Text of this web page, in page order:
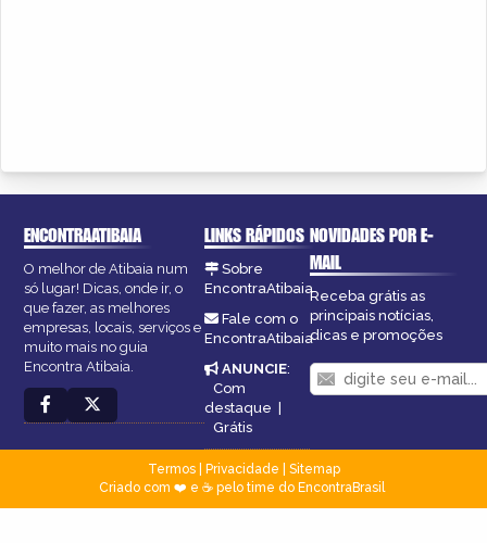
ENCONTRAATIBAIA
O melhor de Atibaia num
só lugar! Dicas, onde ir, o
que fazer, as melhores
empresas, locais, serviços e
muito mais no guia
Encontra Atibaia.
LINKS RÁPIDOS
Sobre
EncontraAtibaia
Fale com o
EncontraAtibaia
ANUNCIE:
Com
destaque |
Grátis
NOVIDADES POR E-
MAIL
Receba grátis as
principais notícias,
dicas e promoções
Termos| Privacidade
Sitemap
Criado com ❤️ e ☕ pelo time do EncontraBrasil